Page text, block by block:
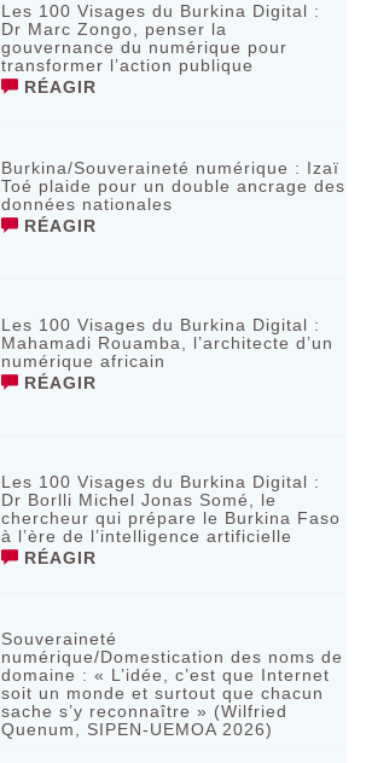
Les 100 Visages du Burkina Digital :
Dr Marc Zongo, penser la
gouvernance du numérique pour
transformer l’action publique
RÉAGIR
Burkina/Souveraineté numérique : Izaï
Toé plaide pour un double ancrage des
données nationales
RÉAGIR
Les 100 Visages du Burkina Digital :
Mahamadi Rouamba, l’architecte d’un
numérique africain
RÉAGIR
Les 100 Visages du Burkina Digital :
Dr Borlli Michel Jonas Somé, le
chercheur qui prépare le Burkina Faso
à l’ère de l’intelligence artificielle
RÉAGIR
Souveraineté
numérique/Domestication des noms de
domaine : « L’idée, c’est que Internet
soit un monde et surtout que chacun
sache s’y reconnaître » (Wilfried
Quenum, SIPEN-UEMOA 2026)